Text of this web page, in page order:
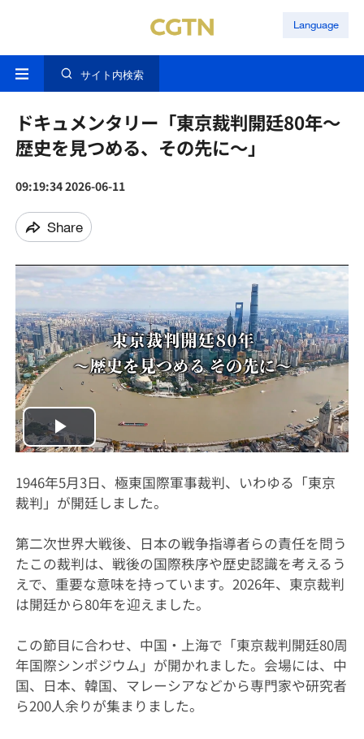
Language
サイト内検索
ドキュメンタリー「東京裁判開廷80年～
歴史を見つめる、その先に～」
09:19:34 2026-06-11
Share
Play
Video
1946年5月3日、極東国際軍事裁判、いわゆる「東京
裁判」が開廷しました。
第二次世界大戦後、日本の戦争指導者らの責任を問う
たこの裁判は、戦後の国際秩序や歴史認識を考えるう
えで、重要な意味を持っています。2026年、東京裁判
は開廷から80年を迎えました。
この節目に合わせ、中国・上海で「東京裁判開廷80周
年国際シンポジウム」が開かれました。会場には、中
国、日本、韓国、マレーシアなどから専門家や研究者
ら200人余りが集まりました。